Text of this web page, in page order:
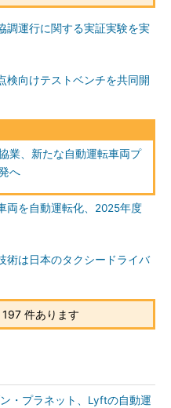
調運行に関する実証実験を実
検向けテストベンチを共同開
業、新たな自動運転車両プ
へ
両を自動運転化、2025年度
術は日本のタクシードライバ
件あります
・プラネット、Lyftの自動運